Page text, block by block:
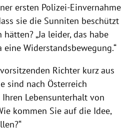
ersten Polizei-Einvernahme
sie die Sunniten beschützt
„Ja leider, das habe
Widerstandsbewegung.“
Richter kurz aus
sind nach Österreich
Lebensunterhalt von
kommen Sie auf die Idee,